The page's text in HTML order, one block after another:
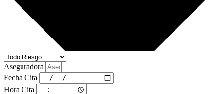
Aseguradora
Fecha Cita
Hora Cita